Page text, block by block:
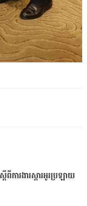
ពីការងារស្តារអូរប្រឡាយ